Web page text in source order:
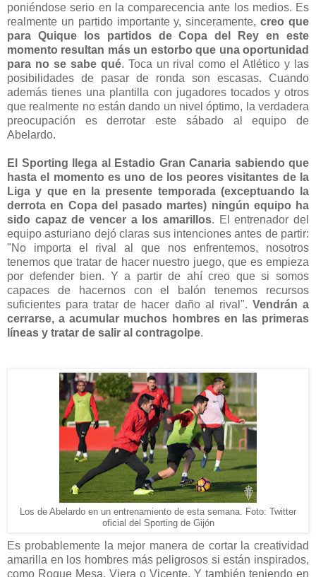
poniéndose serio en la comparecencia ante los medios. Es
realmente un partido importante y, sinceramente,creo que
para Quique los partidos de Copa del Rey en este
momento resultan más un estorbo que una oportunidad
para no se sabe qué. Toca un rival como el Atlético y las
posibilidades de pasar de ronda son escasas. Cuando
además tienes una plantilla con jugadores tocados y otros
que realmente no están dando un nivel óptimo, la verdadera
preocupación es derrotar este sábado al equipo de
Abelardo.
El Sporting llega al Estadio Gran Canaria sabiendo que
hasta el momento es uno de los peores visitantes de la
Liga y que en la presente temporada (exceptuando la
derrota en Copa del pasado martes) ningún equipo ha
sido capaz de vencer a los amarillos. El entrenador del
equipo asturiano dejó claras sus intenciones antes de partir:
"No importa el rival al que nos enfrentemos, nosotros
tenemos que tratar de hacer nuestro juego, que es empieza
por defender bien. Y a partir de ahí creo que si somos
capaces de hacernos con el balón tenemos recursos
suficientes para tratar de hacer daño al rival". Vendrán a
cerrarse, a acumular muchos hombres en las primeras
líneas y tratar de salir al contragolpe.
Los de Abelardo en un entrenamiento de esta semana. Foto: Twitter
oficial del Sporting de Gijón
Es probablemente la mejor manera de cortar la creatividad
amarilla en los hombres más peligrosos si están inspirados,
como Roque Mesa, Viera o Vicente. Y también teniendo en